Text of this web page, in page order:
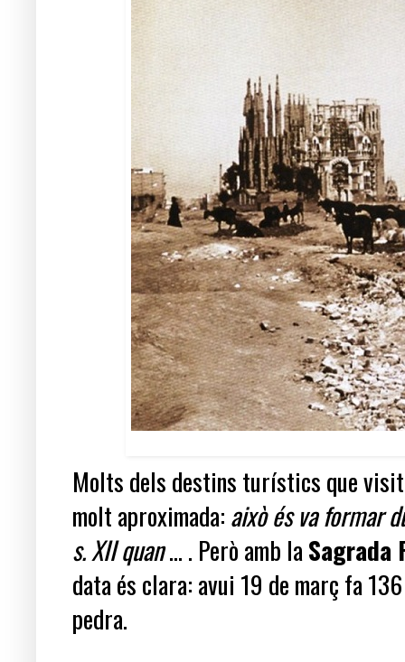
Molts dels destins turístics que
molt aproximada:això és va formar
s. XII quan... . Però amb laSagrada
data és clara: avui 19 de març fa
pedra.